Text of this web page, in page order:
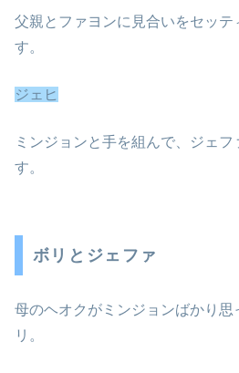
父親とファヨンに見合いをセッテ
す。
ジェヒ
ミンジョンと手を組んで、ジェ
す。
ボリとジェファ
母のヘオクがミンジョンばかり
リ。